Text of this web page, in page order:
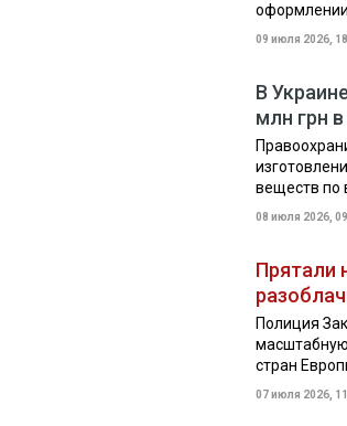
09 июля 2026,
В
млн грн
веществ по
08 июля 2026,
Прятали
Полиция
масштабную
стран
07 июля 2026,